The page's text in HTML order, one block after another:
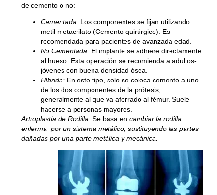
de cemento o no:
Cementada:Los componentes se fijan utilizando
metil metacrilato (Cemento quirúrgico). Es
recomendada para pacientes de avanzada edad.
No Cementada:El implante se adhiere directamente
al hueso. Esta operación se recomienda a adultos-
jóvenes con buena densidad ósea.
Híbrida:En este tipo, solo se coloca cemento a uno
de los dos componentes de la prótesis,
generalmente al que va aferrado al fémur. Suele
hacerse a personas mayores.
Artroplastia de Rodilla. Se basa en cambiar la rodilla
enferma por un sistema metálico, sustituyendo las partes
dañadas por una parte metálica y mecánica.